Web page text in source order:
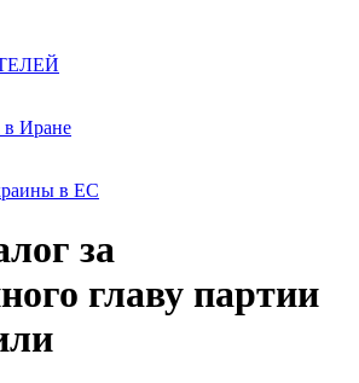
Иране
в ЕС
за
главу партии